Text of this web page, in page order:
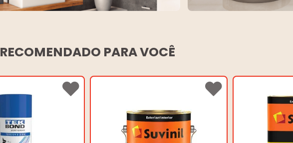
RECOMENDADO PARA VOCÊ